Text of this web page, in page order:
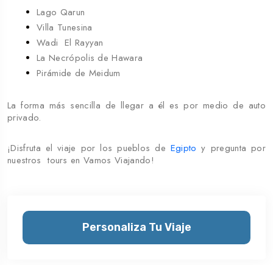
Lago Qarun
Villa Tunesina
Wadi El Rayyan
La Necrópolis de Hawara
Pirámide de Meidum
La forma más sencilla de llegar a él es por medio de auto
privado.
¡Disfruta el viaje por los pueblos de Egipto y pregunta por
nuestros tours en Vamos Viajando!
Personaliza Tu Viaje